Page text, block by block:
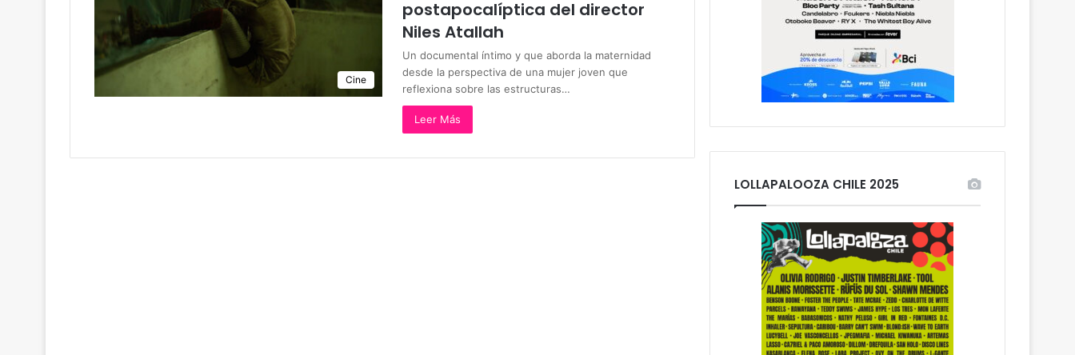
Cine
postapocalíptica del director
Niles Atallah
Un documental íntimo y que aborda la maternidad
desde la perspectiva de una mujer joven que
reflexiona sobre las estructuras…
Leer Más
LOLLAPALOOZA CHILE 2025